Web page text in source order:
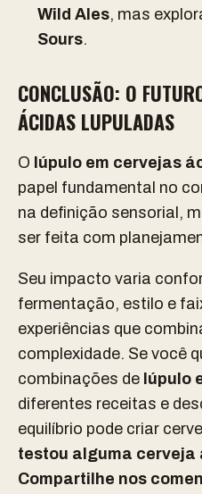
Wild Ales, mas
Sours.
CONCLUSÃO: O
ÁCIDAS LUPULADAS
O lúpulo em cervejas
papel fundamental no
na definição sensorial,
ser feita com
Seu impacto varia
fermentação, estilo e
experiências que
complexidade. Se você
combinações de lúpulo
diferentes receitas e
equilíbrio pode criar
testou alguma cerveja
Compartilhe nos